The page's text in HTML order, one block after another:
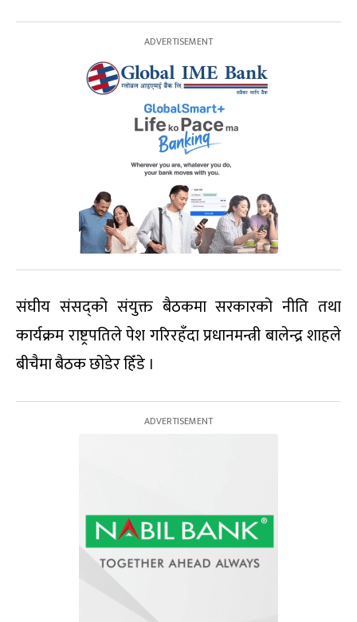
संघीय संसद्को संयुक्त बैठकमा सरकारको नीति तथा
कार्यक्रम राष्ट्रपतिले पेश गरिरहँदा प्रधानमन्त्री बालेन्द्र शाहले
बीचैमा बैठक छोडेर हिँडे ।